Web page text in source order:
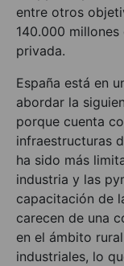
entre otros
140.000
privada.
España está en
abordar la
porque cuenta
infraestructuras
ha sido más
industria y las
capacitación de
carecen de una
en el ámbito
industriales, lo